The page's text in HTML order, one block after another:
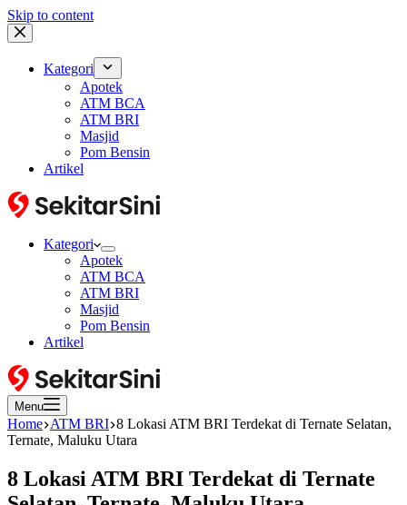
Skip to content
Kategori
Apotek
ATM BCA
ATM BRI
Masjid
Pom Bensin
Artikel
Kategori
Apotek
ATM BCA
ATM BRI
Masjid
Pom Bensin
Artikel
Menu
Home ATM BRI 8 Lokasi ATM BRI Terdekat di Ternate Selatan,
Ternate, Maluku Utara
8 Lokasi ATM BRI Terdekat di Ternate